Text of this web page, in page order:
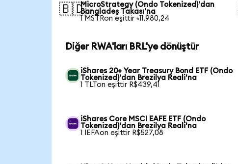
🇧🇩MicroStrategy (Ondo Tokenized)'dan
Bangladeş Takası'na
1 MSTRon eşittir ৳11.980,24
Diğer RWA'ları BRL'ye dönüştür
iShares 20+ Year Treasury Bond ETF (Ondo
Tokenized)'dan Brezilya Reali'na
1 TLTon eşittir R$439,41
iShares Core MSCI EAFE ETF (Ondo
Tokenized)'dan Brezilya Reali'na
1 IEFAon eşittir R$527,08